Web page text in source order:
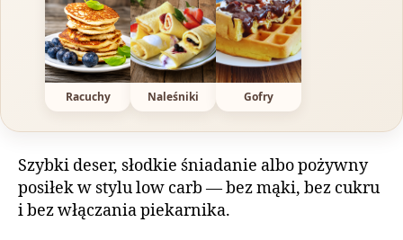
Racuchy Naleśniki Gofry
Szybki deser, słodkie śniadanie albo pożywny
posiłek w stylu low carb — bez mąki, bez cukru
i bez włączania piekarnika.